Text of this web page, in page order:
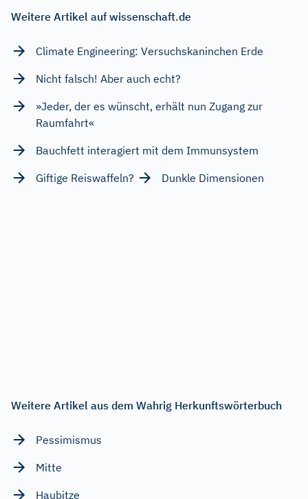
Weitere Artikel auf wissenschaft.de
Climate Engineering: Versuchskaninchen Erde
Nicht falsch! Aber auch echt?
»Jeder, der es wünscht, erhält nun Zugang zur
Raumfahrt«
Bauchfett interagiert mit dem Immunsystem
Giftige Reiswaffeln?
Dunkle Dimensionen
Weitere Artikel aus dem Wahrig Herkunftswörterbuch
Pessimismus
Mitte
Haubitze